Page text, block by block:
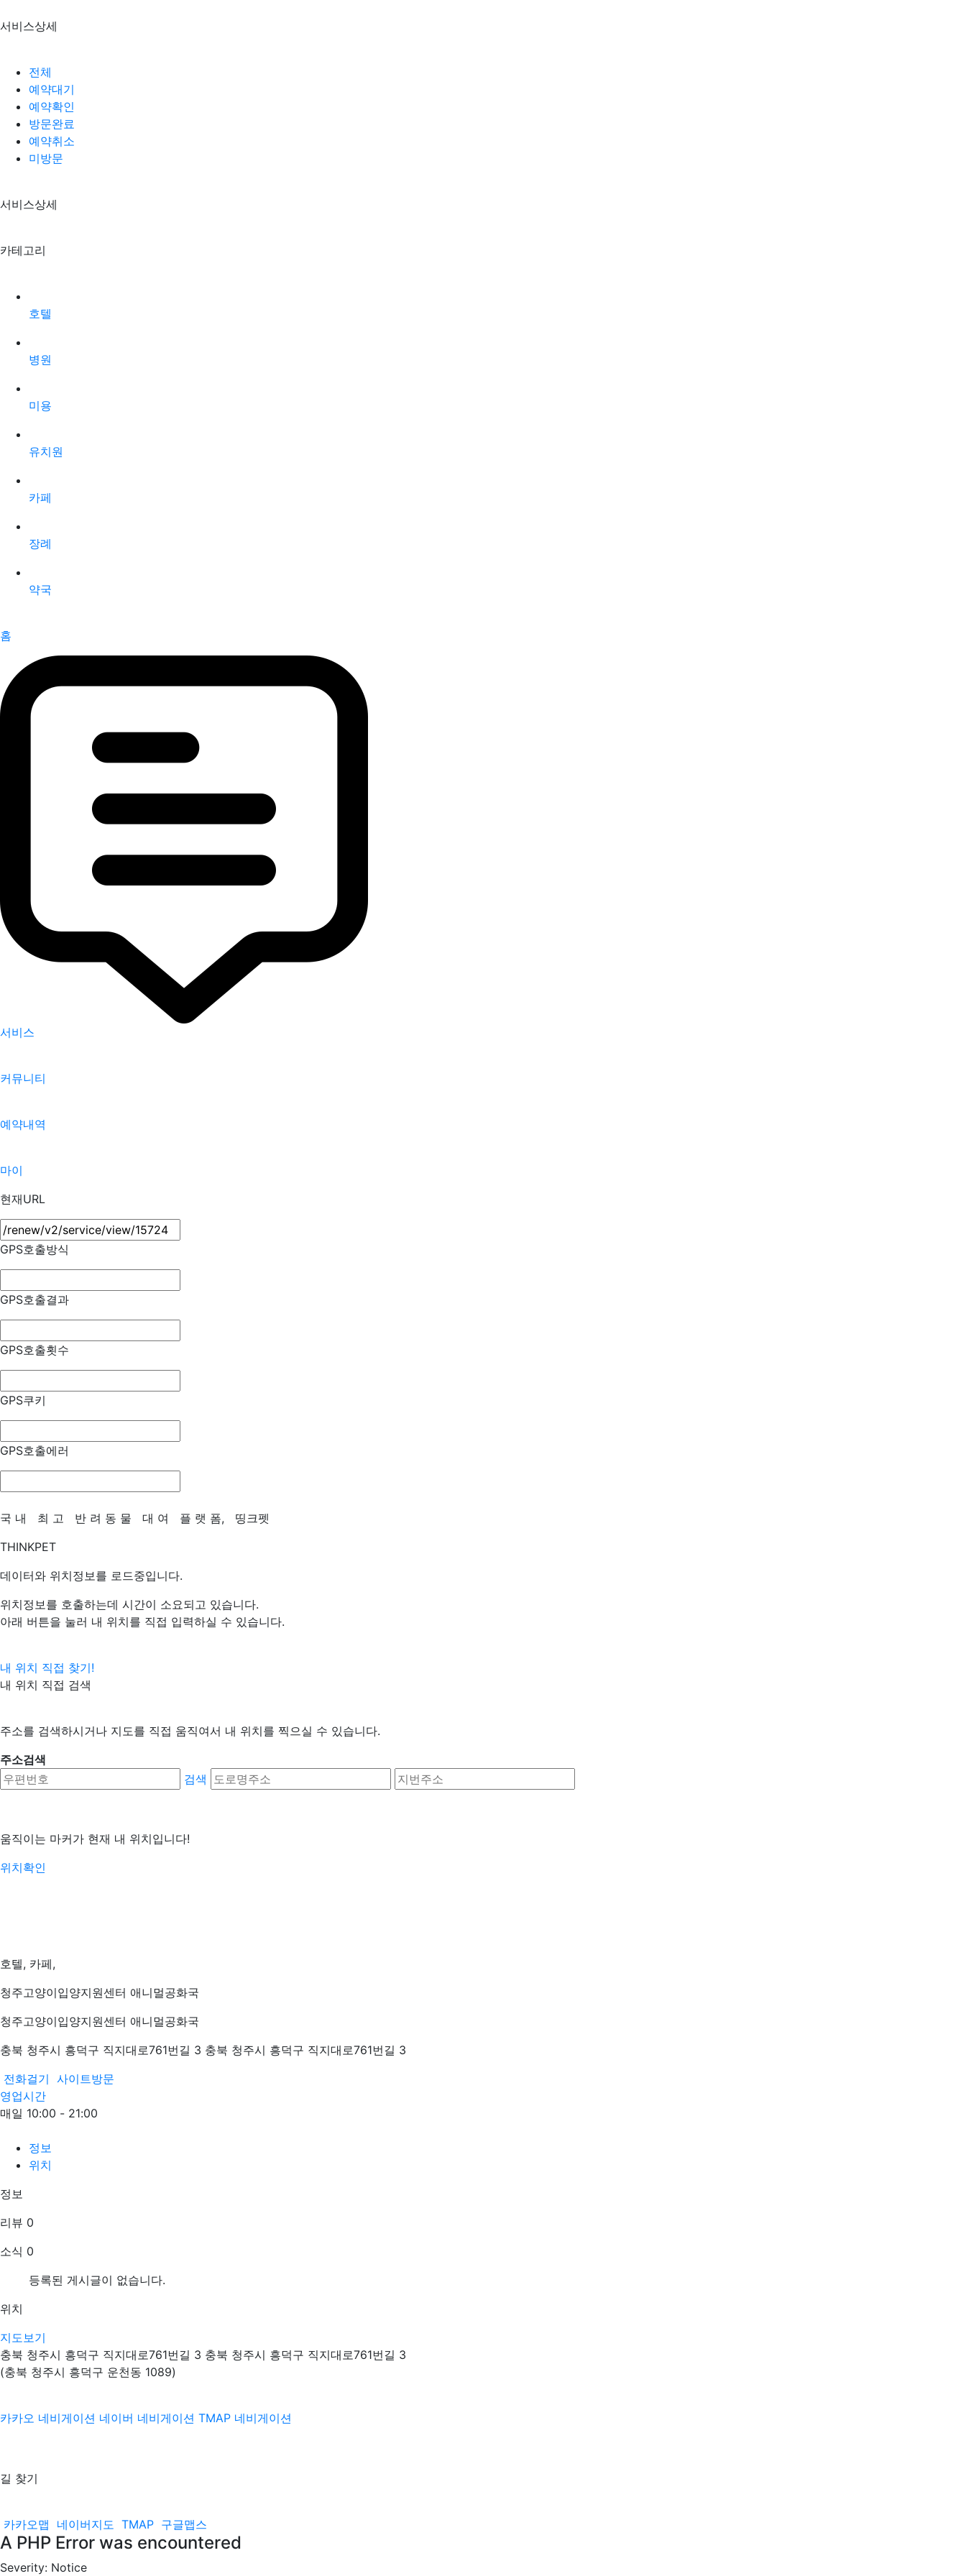
서비스상세
전체
예약대기
예약확인
방문완료
예약취소
미방문
서비스상세
카테고리
호텔
병원
미용
유치원
카페
장례
약국
홈
서비스
커뮤니티
예약내역
마이
현재URL
GPS호출방식
GPS호출결과
GPS호출횟수
GPS쿠키
GPS호출에러
국 내 최 고 반 려 동 물 대 여 플 랫 폼,
띵크펫
THINKPET
데이터와 위치정보를 로드중입니다.
위치정보를 호출하는데 시간이 소요되고 있습니다.
아래 버튼을 눌러 내 위치를 직접 입력하실 수 있습니다.
내 위치 직접 찾기!
내 위치 직접 검색
주소를 검색하시거나 지도를 직접 움직여서 내 위치를 찍으실 수 있습니다.
주소검색
검색
움직이는 마커가 현재 내 위치입니다!
위치확인
호텔, 카페,
청주고양이입양지원센터 애니멀공화국
청주고양이입양지원센터 애니멀공화국
충북 청주시 흥덕구 직지대로761번길 3 충북 청주시 흥덕구 직지대로761번길 3
전화걸기 사이트방문
영업시간
매일 10:00 - 21:00
정보
위치
정보
리뷰 0
소식 0
등록된 게시글이 없습니다.
위치
지도보기
충북 청주시 흥덕구 직지대로761번길 3 충북 청주시 흥덕구 직지대로761번길 3
(충북 청주시 흥덕구 운천동 1089)
카카오 네비게이션 네이버 네비게이션 TMAP 네비게이션
길 찾기
카카오맵 네이버지도 TMAP 구글맵스
A PHP Error was encountered
Severity: Notice